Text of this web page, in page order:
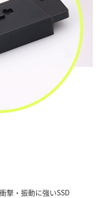
撃・振動に強いSSD